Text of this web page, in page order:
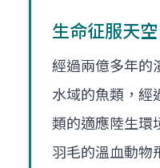
生命征服天空
經過兩億多年的
水域的魚類，經
類的適應陸生環
羽毛的溫血動物